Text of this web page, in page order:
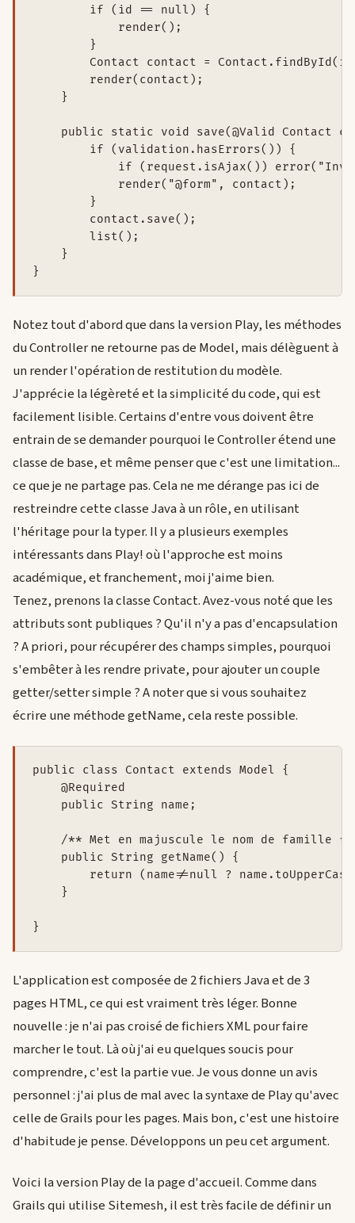
        if (id == null) {
            render();
        }
Contact contact =
        render(contact);
    }
public static void save(@Valid Contact
        if (validation.hasErrors()) {
if (request.isAjax())
            render("@form", contact);
        }
        contact.save();
        list();
    }
Notez tout d'abord que dans la version Play, les méthodes
du Controller ne retourne pas de Model, mais délèguent à
un render l'opération de restitution du modèle.
J'apprécie la légèreté et la simplicité du code, qui est
facilement lisible. Certains d'entre vous doivent être
entrain de se demander pourquoi le Controller étend une
classe de base, et même penser que c'est une limitation...
ce que je ne partage pas. Cela ne me dérange pas ici de
restreindre cette classe Java à un rôle, en utilisant
l'héritage pour la typer. Il y a plusieurs exemples
intéressants dans Play! où l'approche est moins
académique, et franchement, moi j'aime bien.
Tenez, prenons la classe Contact. Avez-vous noté que les
attributs sont publiques ? Qu'il n'y a pas d'encapsulation
? A priori, pour récupérer des champs simples, pourquoi
s'embêter à les rendre private, pour ajouter un couple
getter/setter simple ? A noter que si vous souhaitez
écrire une méthode getName, cela reste possible.
public class Contact extends Model {
    @Required
    public String name;
    /** Met en majuscule le nom de famille */
    public String getName() {
return (name!=null ?
    }
L'application est composée de 2 fichiers Java et de 3
pages HTML, ce qui est vraiment très léger. Bonne
nouvelle : je n'ai pas croisé de fichiers XML pour faire
marcher le tout. Là où j'ai eu quelques soucis pour
comprendre, c'est la partie vue. Je vous donne un avis
personnel : j'ai plus de mal avec la syntaxe de Play qu'avec
celle de Grails pour les pages. Mais bon, c'est une histoire
d'habitude je pense. Développons un peu cet argument.
Voici la version Play de la page d'accueil. Comme dans
Grails qui utilise Sitemesh, il est très facile de définir un